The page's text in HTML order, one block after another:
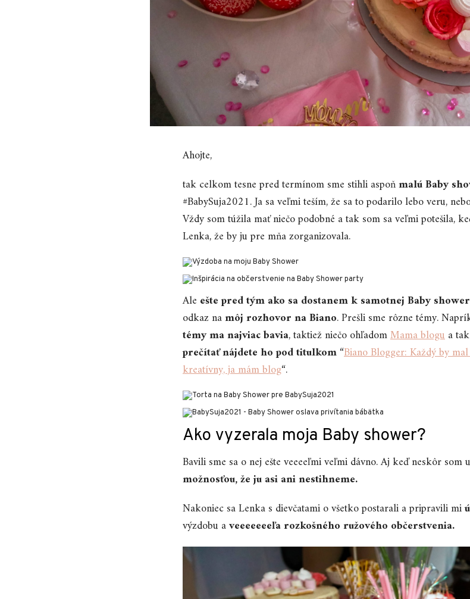
Ahojte,
tak celkom tesne pred termínom sme stihli aspoňmalú Baby
#BabySuja2021. Ja sa veľmi teším, že sa to podarilo lebo veru,
Vždy som túžila mať niečo podobné a tak som sa veľmi potešila,
Lenka, že by ju pre mňa zorganizovala.
Ale ešte pred tým ako sa dostanem k samotnej Baby shower
odkaz namôj rozhovor na Biano. Prešli sme rôzne témy.
témy ma najviac bavia, taktiež niečo ohľadomMama blogua
prečítať nájdete ho pod titulkom“Biano Blogger: Každý by
kreatívny, ja mám blog“.
Ako vyzerala moja Baby shower?
Bavili sme sa o nej ešte veeeeľmi veľmi dávno. Aj keď neskôr som
možnosťou, že ju asi ani nestihneme.
Nakoniec sa Lenka s dievčatami o všetko postarali a pripravili mi
výzdobu aveeeeeeeľa rozkošného ružového občerstvenia.